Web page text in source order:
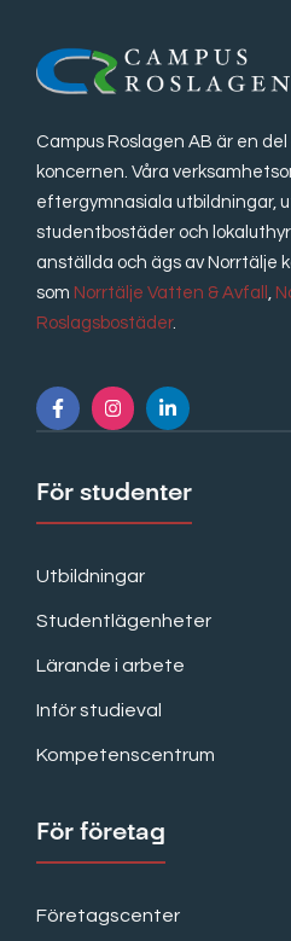
Campus Roslagen AB är en
koncernen. Våra
eftergymnasiala utbildningar,
studentbostäder och
anställda och ägs av Norrtälje
som Norrtälje Vatten & Avfall ,
Roslagsbostäder.
För studenter
Utbildningar
Studentlägenheter
Lärande i arbete
Inför studieval
Kompetenscentrum
För företag
Företagscenter